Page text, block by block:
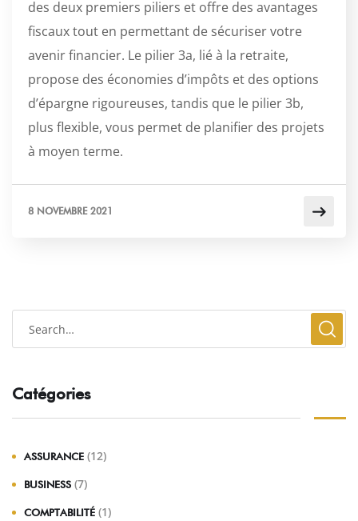
des deux premiers piliers et offre des avantages
fiscaux tout en permettant de sécuriser votre
avenir financier. Le pilier 3a, lié à la retraite,
propose des économies d’impôts et des options
d’épargne rigoureuses, tandis que le pilier 3b,
plus flexible, vous permet de planifier des projets
à moyen terme.
8 NOVEMBRE 2021
Catégories
ASSURANCE (12)
BUSINESS (7)
COMPTABILITÉ (1)